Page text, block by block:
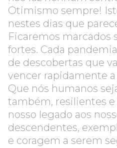
Otimismo sempre!
nestes dias que
Ficaremos marcados
fortes. Cada
de descobertas que
vencer rapidamente
Que nós humanos
também, resilientes e
nosso legado aos
descendentes,
e coragem a serem